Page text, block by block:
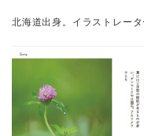
北海道出身。イラストレータ